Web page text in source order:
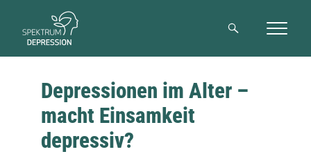
Depressionen im Alter –
macht Einsamkeit
depressiv?